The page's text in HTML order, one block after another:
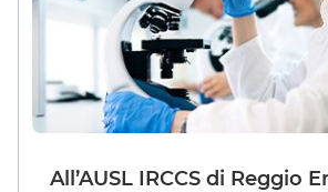
All’AUSL IRCCS di Reggio